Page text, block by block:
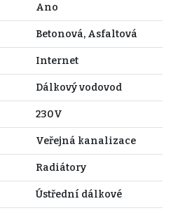
Ano
Betonová, Asfaltová
Internet
Dálkový vodovod
230V
Veřejná kanalizace
Radiátory
Ústřední dálkové